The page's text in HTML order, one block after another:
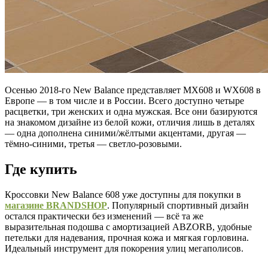
Осенью 2018-го New Balance представляет MX608 и WX608 в
Европе — в том числе и в России. Всего доступно четыре
расцветки, три женских и одна мужская. Все они базируются
на знакомом дизайне из белой кожи, отличия лишь в деталях
— одна дополнена синими/жёлтыми акцентами, другая —
тёмно-синими, третья — светло-розовыми.
Где купить
Кроссовки New Balance 608 уже доступны для покупки в
магазине BRANDSHOP. Популярный спортивный дизайн
остался практически без изменений — всё та же
выразительная подошва с амортизацией ABZORB, удобные
петельки для надевания, прочная кожа и мягкая горловина.
Идеальный инструмент для покорения улиц мегаполисов.